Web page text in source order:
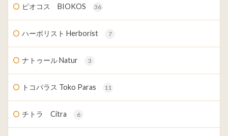
ビオコス BIOKOS 36
ハーボリスト Herborist 7
ナトゥール Natur 3
トコパラス Toko Paras 11
チトラ Citra 6